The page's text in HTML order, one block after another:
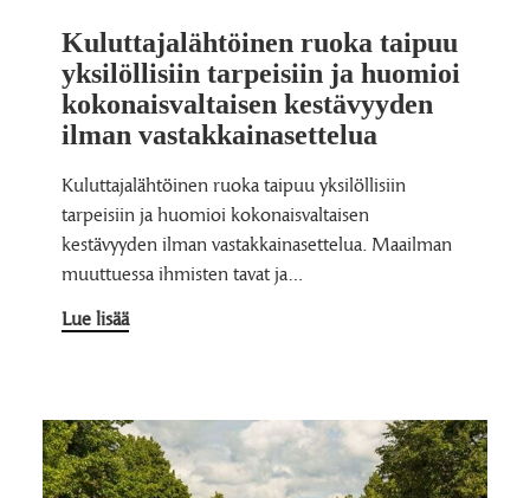
Kuluttajalähtöinen ruoka taipuu
yksilöllisiin tarpeisiin ja huomioi
kokonaisvaltaisen kestävyyden
ilman vastakkainasettelua
Kuluttajalähtöinen ruoka taipuu yksilöllisiin
tarpeisiin ja huomioi kokonaisvaltaisen
kestävyyden ilman vastakkainasettelua. Maailman
muuttuessa ihmisten tavat ja…
Lue lisää